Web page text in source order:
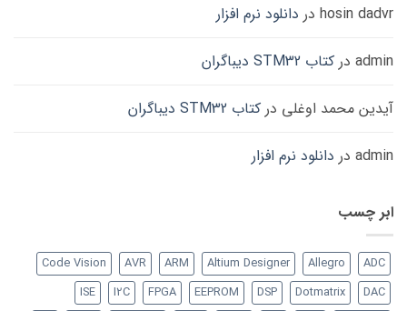
hosin dadvr در دانلود نرم افزار
admin در کتاب STM32 دیباگران
آیدین محمد اوغلی در کتاب STM32 دیباگران
admin در دانلود نرم افزار
ابر چسب
ADC
Allegro
Altium Designer
ARM
AVR
Code Vision
DAC
Dotmatrix
DSP
EEPROM
FPGA
I2C
ISE